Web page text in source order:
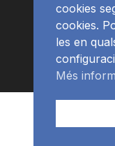
cookies
cookies.
les en
Més